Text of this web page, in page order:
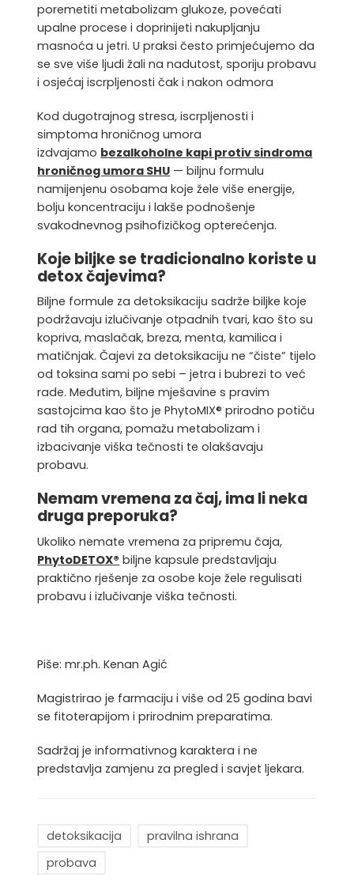
poremetiti metabolizam glukoze, povećati
upalne procese i doprinijeti nakupljanju
masnoća u jetri. U praksi često primjećujemo da
se sve više ljudi žali na nadutost, sporiju probavu
i osjećaj iscrpljenosti čak i nakon odmora
Kod dugotrajnog stresa, iscrpljenosti i
simptoma hroničnog umora
izdvajamo bezalkoholne kapi protiv sindroma
hroničnog umora SHU — biljnu formulu
namijenjenu osobama koje žele više energije,
bolju koncentraciju i lakše podnošenje
svakodnevnog psihofizičkog opterećenja.
Koje biljke se tradicionalno koriste u
detox čajevima?
Biljne formule za detoksikaciju sadrže biljke koje
podržavaju izlučivanje otpadnih tvari, kao što su
kopriva, maslačak, breza, menta, kamilica i
matičnjak. Čajevi za detoksikaciju ne “čiste” tijelo
od toksina sami po sebi – jetra i bubrezi to već
rade. Međutim, biljne mješavine s pravim
sastojcima kao što je PhytoMIX® prirodno potiču
rad tih organa, pomažu metabolizam i
izbacivanje viška tečnosti te olakšavaju
probavu.
Nemam vremena za čaj, ima li neka
druga preporuka?
Ukoliko nemate vremena za pripremu čaja,
PhytoDETOX® biljne kapsule predstavljaju
praktično rješenje za osobe koje žele regulisati
probavu i izlučivanje viška tečnosti.
Piše: mr.ph. Kenan Agić
Magistrirao je farmaciju i više od 25 godina bavi
se fitoterapijom i prirodnim preparatima.
Sadržaj je informativnog karaktera i ne
predstavlja zamjenu za pregled i savjet ljekara.
detoksikacija
pravilna ishrana
probava